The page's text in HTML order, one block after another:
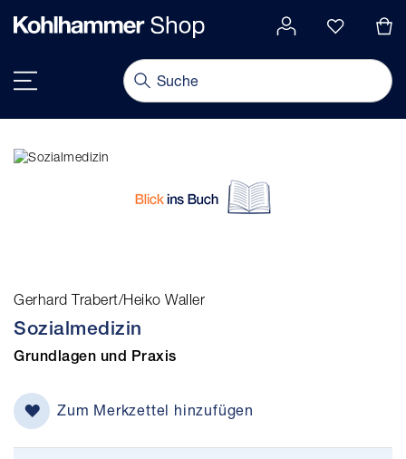
springen
Gerhard Trabert/Heiko Waller
Sozialmedizin
Grundlagen und Praxis
Zum Merkzettel hinzufügen